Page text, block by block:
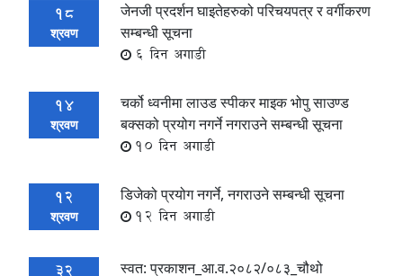
18
श्रवण
जेनजी प्रदर्शन घाइतेहरुको परिचयपत्र र वर्गीकरण
सम्बन्धी सूचना
6 दिन अगाडी
14
श्रवण
चर्को ध्वनीमा लाउड स्पीकर माइक भोपु साउण्ड
बक्सको प्रयोग नगर्ने नगराउने सम्बन्धी सूचना
10 दिन अगाडी
12
श्रवण
डिजेको प्रयोग नगर्ने, नगराउने सम्बन्धी सूचना
12 दिन अगाडी
32
स्वत: प्रकाशन_आ.व.२०८२/०८३_चौथो